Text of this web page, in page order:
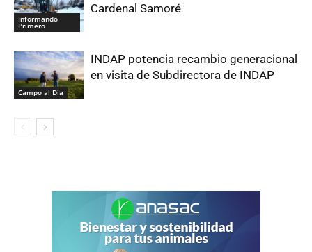
Informando
Primero
Cardenal Samoré
Campo al Día
INDAP potencia recambio generacional
en visita de Subdirectora de INDAP